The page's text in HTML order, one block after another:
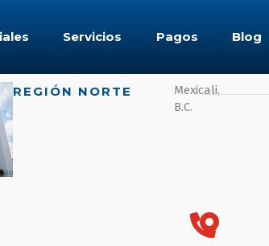
Servicios Pagos Blog
REGIÓN NORTE
Mexicali,
B.C.